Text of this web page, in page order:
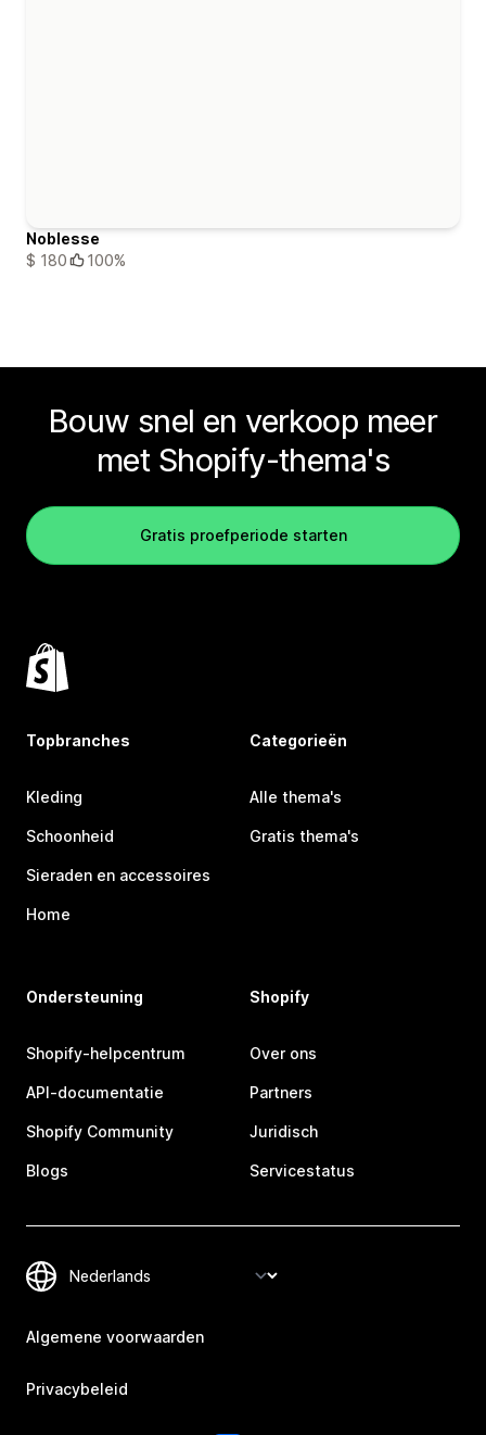
Noblesse
$ 180
100%
Bouw snel en verkoop meer
met Shopify-thema's
Gratis proefperiode starten
Topbranches
Kleding
Schoonheid
Sieraden en accessoires
Home
Categorieën
Alle thema's
Gratis thema's
Ondersteuning
Shopify-helpcentrum
API-documentatie
Shopify Community
Blogs
Shopify
Over ons
Partners
Juridisch
Servicestatus
Algemene voorwaarden
Privacybeleid